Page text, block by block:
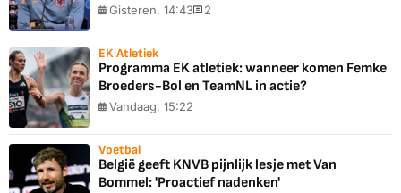
Gisteren, 14:43 2
EK Atletiek
Programma EK atletiek: wanneer komen Femke
Broeders-Bol en TeamNL in actie?
Vandaag, 15:22
Voetbal
België geeft KNVB pijnlijk lesje met Van
Bommel: 'Proactief nadenken'